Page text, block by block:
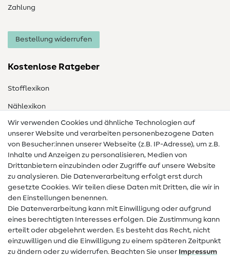
Zahlung
Bestellung widerrufen
Kostenlose Ratgeber
Stofflexikon
Nählexikon
Nähanleitungen
Hilfe & Kontakt
Kontakt
Infos zum Betreiberwechsel
Widerrufsrecht
Beliebt
Wir verwenden Cookies und ähnliche Technologien auf
unserer Website und verarbeiten personenbezogene Daten
von Besucher:innen unserer Webseite (z.B. IP-Adresse), um z.B.
Inhalte und Anzeigen zu personalisieren, Medien von
Drittanbietern einzubinden oder Zugriffe auf unsere Website
zu analysieren. Die Datenverarbeitung erfolgt erst durch
gesetzte Cookies. Wir teilen diese Daten mit Dritten, die wir in
den Einstellungen benennen.
Die Datenverarbeitung kann mit Einwilligung oder aufgrund
eines berechtigten Interesses erfolgen. Die Zustimmung kann
erteilt oder abgelehnt werden. Es besteht das Recht, nicht
einzuwilligen und die Einwilligung zu einem späteren Zeitpunkt
zu ändern oder zu widerrufen. Beachten Sie unser Impressum